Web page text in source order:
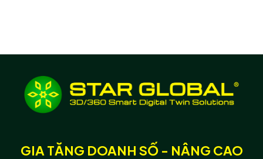
GIA TĂNG DOANH SỐ - NÂNG CAO